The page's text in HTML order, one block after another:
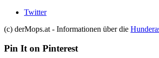
Twitter
(c) derMops.at - Informationen über die
Pin It on Pinterest